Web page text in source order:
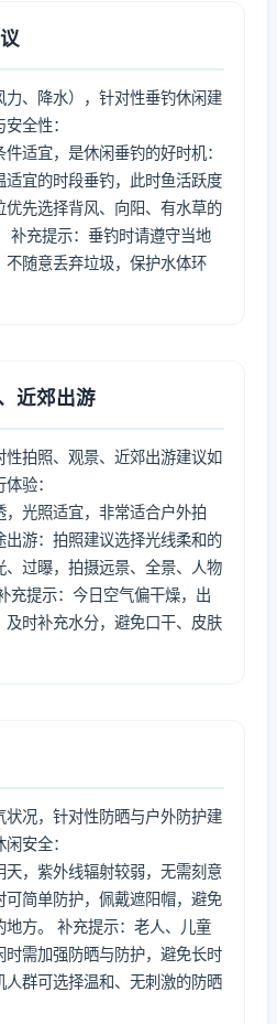
、降水），针对性垂钓休闲建
全性：
适宜，是休闲垂钓的好时机：
适宜的时段垂钓，此时鱼活跃度
先选择背风、向阳、有水草的
补充提示：垂钓时请遵守当地
随意丢弃垃圾，保护水体环
近郊出游
拍照、观景、近郊出游建议如
验：
光照适宜，非常适合户外拍
出游：拍照建议选择光线柔和的
、过曝，拍摄远景、全景、人物
充提示：今日空气偏干燥，出
时补充水分，避免口干、皮肤
况，针对性防晒与户外防护建
安全：
，紫外线辐射较弱，无需刻意
简单防护，佩戴遮阳帽，避免
方。 补充提示：老人、儿童
时需加强防晒与防护，避免长时
人群可选择温和、无刺激的防晒